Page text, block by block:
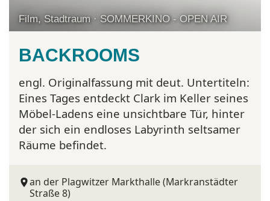
Film, Stadtraum · SOMMERKINO - OPEN AIR
BACKROOMS
engl. Originalfassung mit deut. Untertiteln:
Eines Tages entdeckt Clark im Keller seines
Möbel-Ladens eine unsichtbare Tür, hinter
der sich ein endloses Labyrinth seltsamer
Räume befindet.
an der Plagwitzer Markthalle (Markranstädter
Straße 8)